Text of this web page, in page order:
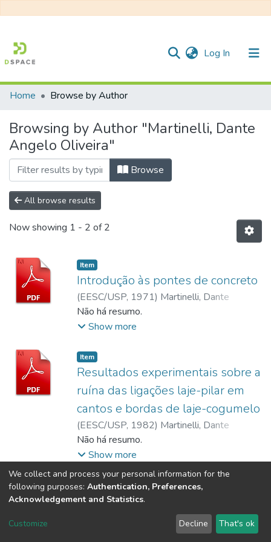
Log In (current)
Communities & Collections
All of DSpace
Home Browse by Author
Browsing by Author "Martinelli, Dante
Angelo Oliveira"
Browse
All browse results
Now showing 1 - 2 of 2
Item
Introdução às pontes de concreto
(EESC/USP, 1971) Martinelli, Dante
Angelo Oliveira
Não há resumo.
Show more
Item
Resultados experimentais sobre a
ruína das ligações laje-pilar em
cantos e bordas de laje-cogumelo
(EESC/USP, 1982) Martinelli, Dante
Angelo Oliveira
Filho, Jasson Rodrigues de
Silva, Irineu da
Não há resumo.
Show more
DSpace software copyright © 2002-2026 LYRASIS
Send Feedback
We collect and process your personal information for the
following purposes: Authentication, Preferences,
Acknowledgement and Statistics.
Customize Decline That's ok